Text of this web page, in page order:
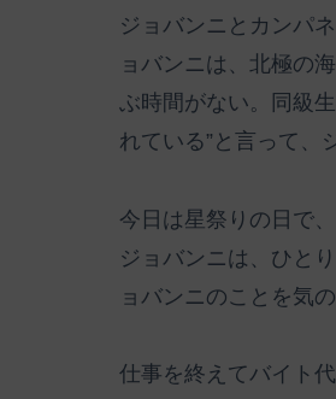
ジョバンニとカンパ
ョバンニは、北極の
ぶ時間がない。同級
れている”と言って、
今日は星祭りの日で
ジョバンニは、ひと
ョバンニのことを気
仕事を終えてバイト